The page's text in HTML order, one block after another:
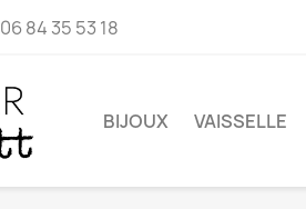
06 84 35 53 18
BIJOUX VAISSELLE